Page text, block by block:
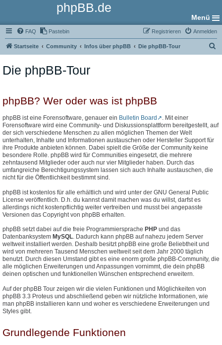
phpBB.de
Menü
FAQ Pastebin Anmelden
Registrieren
Startseite Community Infos über phpBB Die phpBB-Tour
Die phpBB-Tour
phpBB? Wer oder was ist phpBB
phpBB ist eine Forensoftware, genauer ein Bulletin Board
. Mit einer
Forensoftware wird eine Community- und Diskussionsplattform bereitgestellt, auf
der sich verschiedene Menschen zu allen möglichen Themen der Welt
unterhalten, Inhalte und Informationen austauschen oder Hersteller Support für
ihre Produkte anbieten können. Dabei spielt die Größe der Community keine
besondere Rolle. phpBB wird für Communities eingesetzt, die mehrere
zehntausend Mitglieder oder auch nur vier Mitglieder haben. Durch das
umfangreiche Berechtigungssystem lassen sich auch Inhalte austauschen, die
nicht für die Öffentlichkeit bestimmt sind.
phpBB ist kostenlos für alle erhältlich und wird unter der GNU General Public
License veröffentlich. D.h. du kannst damit machen was du willst, darfst es
allerdings nicht kostenpflichtig weiter vertreiben und musst bei angepasste
Versionen das Copyright von phpBB erhalten.
phpBB setzt dabei auf die freie Programmiersprache PHP und das
Datenbanksystem MySQL. Dadurch kann phpBB auf nahezu jedem Server
weltweit installiert werden. Deshalb besitzt phpBB eine große Beliebtheit und
wird von mehreren Tausend Menschen weltweit seit dem Jahr 2000 täglich
benutzt. Durch diesen Umstand gibt es eine enorm große phpBB-Community, die
alle möglichen Erweiterungen und Anpassungen vornimmt, die dein phpBB
deinen optischen und funktionellen Wünschen entsprechend erweitern.
Auf der phpBB Tour zeigen wir die vielen Funktionen und Möglichkeiten von
phpBB 3.3 Proteus und abschließend geben wir nützliche Informationen, wie
man phpBB installieren kann und woher es verschiedene Erweiterungen und
Styles gibt.
Grundlegende Funktionen